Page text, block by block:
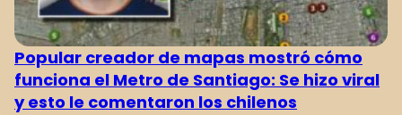
Popular creador de mapas mostró cómo
funciona el Metro de Santiago: Se hizo viral
y esto le comentaron los chilenos